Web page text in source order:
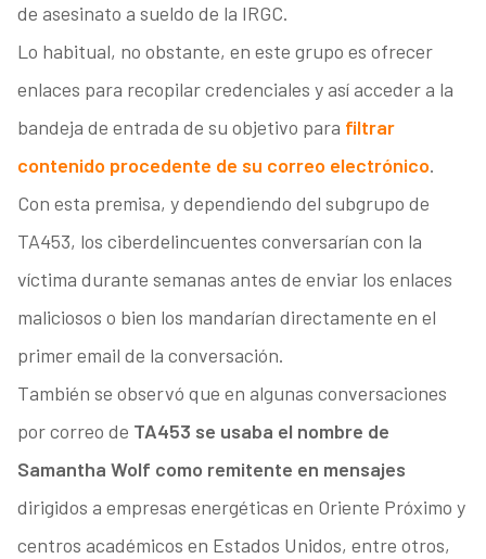
de asesinato a sueldo de la IRGC.
Lo habitual, no obstante, en este grupo es ofrecer
enlaces para recopilar credenciales y así acceder a la
bandeja de entrada de su objetivo para filtrar
contenido procedente de su correo electrónico.
Con esta premisa, y dependiendo del subgrupo de
TA453, los ciberdelincuentes conversarían con la
víctima durante semanas antes de enviar los enlaces
maliciosos o bien los mandarían directamente en el
primer email de la conversación.
También se observó que en algunas conversaciones
por correo de TA453 se usaba el nombre de
Samantha Wolf como remitente en mensajes
dirigidos a empresas energéticas en Oriente Próximo y
centros académicos en Estados Unidos, entre otros,